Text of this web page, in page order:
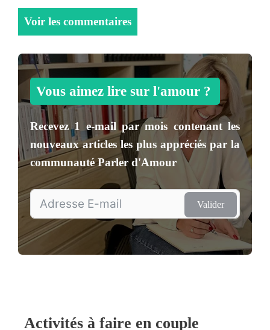
Voir les commentaires
Vous aimez lire sur l'amour ?
Recevez1 e-mail par mois contenant les
nouveaux articles les plus appréciés par la
communautéParler d'Amour
Valider
Activités à faire en couple